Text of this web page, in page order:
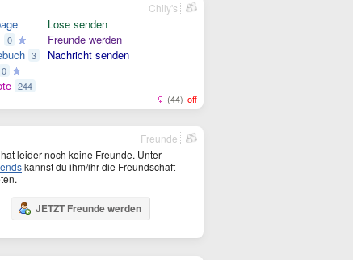
0
3
0
244
Lose senden
Freunde werden
Nachricht senden
(44) off
Chily's
hat leider noch keine Freunde. Unter
kannst du ihm/ihr die Freundschaft
JETZT Freunde werden
Freunde